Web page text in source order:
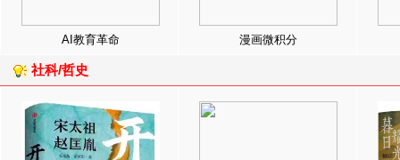
AI教育革命 漫画微积分
社科/哲史